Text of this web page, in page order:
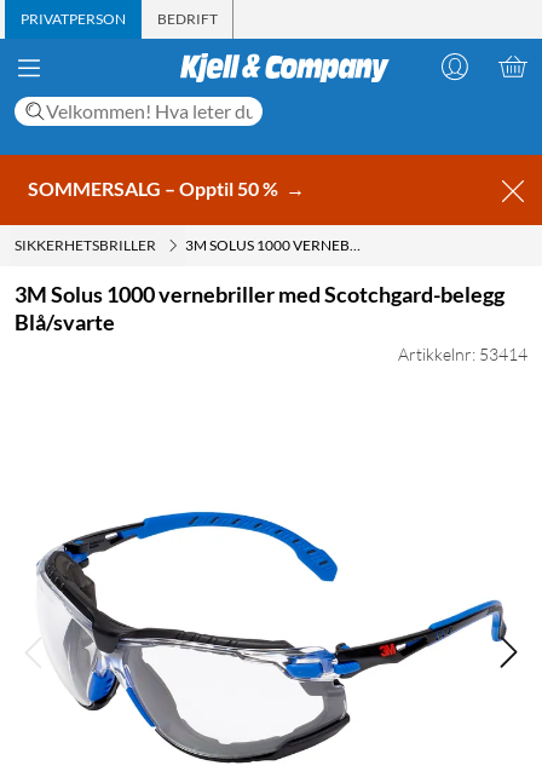
PRIVATPERSON BEDRIFT
SOMMERSALG – Opptil 50 % →
SIKKERHETSBRILLER 3M SOLUS 1000 VERNEBRILLER MED SCOTCHGARD-BELEGG BLÅ/SVARTE
3M Solus 1000 vernebriller med Scotchgard-belegg
Blå/svarte
Artikkelnr: 53414